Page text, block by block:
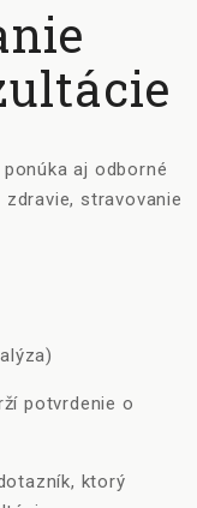
aj odborné
stravovanie
potvrdenie o
ktorý